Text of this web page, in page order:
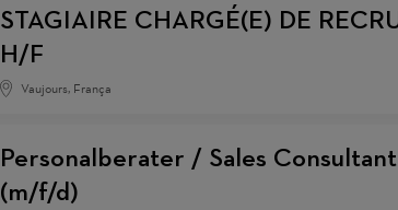
STAGIAIRE CHARGÉ(E) DE
H/F
Vaujours, França
Personalberater / Sales
(m/f/d)